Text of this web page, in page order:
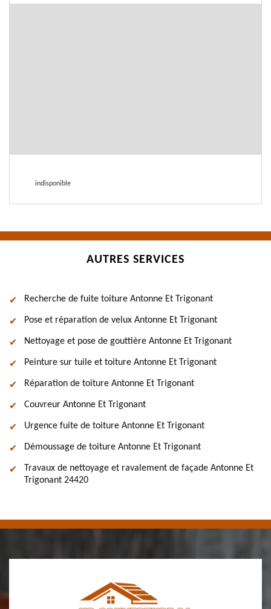
indisponible
AUTRES SERVICES
Recherche de fuite toiture Antonne Et Trigonant
Pose et réparation de velux Antonne Et Trigonant
Nettoyage et pose de gouttière Antonne Et Trigonant
Peinture sur tuile et toiture Antonne Et Trigonant
Réparation de toiture Antonne Et Trigonant
Couvreur Antonne Et Trigonant
Urgence fuite de toiture Antonne Et Trigonant
Démoussage de toiture Antonne Et Trigonant
Travaux de nettoyage et ravalement de façade Antonne Et
Trigonant 24420